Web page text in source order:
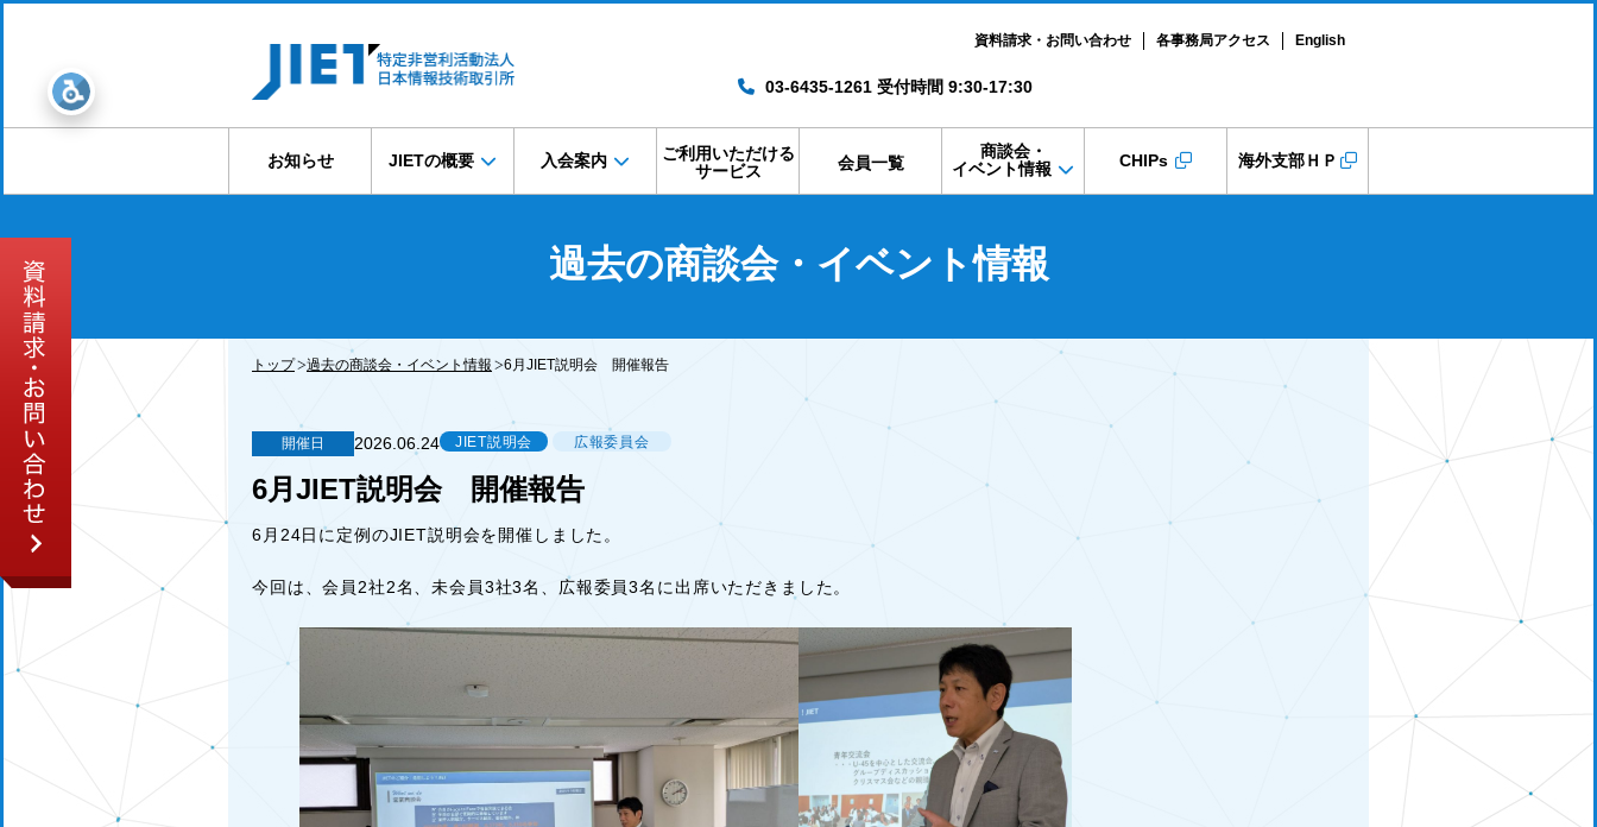
資料請求・お問い合わせ 各事務局アクセス English
03-6435-1261 受付時間 9:30-17:30
お知らせ JIETの概要 入会案内
ご利用いただける
サービス
会員一覧
商談会・
イベント情報
CHIPs 海外支部ＨＰ
過去の商談会・イベント情報
トップ 過去の商談会・イベント情報 6月JIET説明会 開催報告
開催日 2026.06.24 JIET説明会 広報委員会
6月JIET説明会 開催報告
6月24日に定例のJIET説明会を開催しました。
今回は、会員2社2名、未会員3社3名、広報委員3名に出席いただきました。